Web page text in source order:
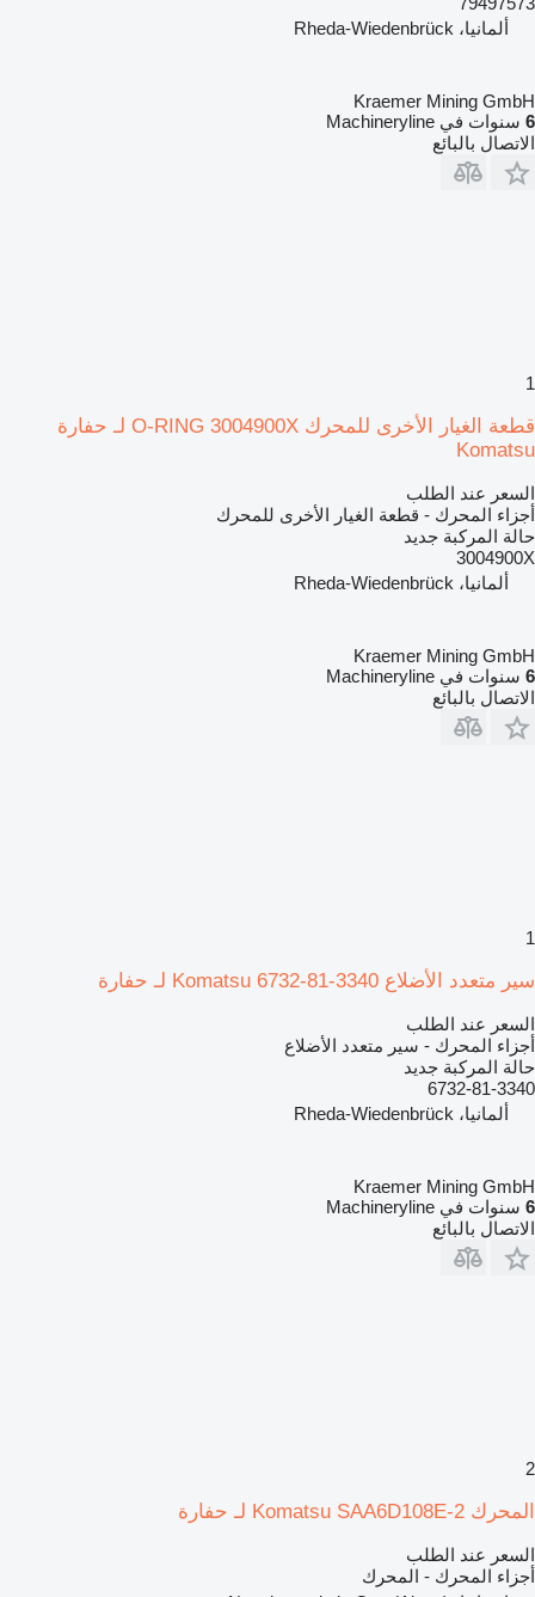
ألمانيا، Rheda-Wiedenbrück
Kraemer Mining GmbH
6 سنوات في Machineryline
الاتصال بالبائع
1
قطعة الغيار الأخرى للمحرك O-RING 3004900X لـ حفارة
Komatsu
السعر عند الطلب
أجزاء المحرك - قطعة الغيار الأخرى للمحرك
حالة المركبة جديد
3004900X
ألمانيا، Rheda-Wiedenbrück
Kraemer Mining GmbH
6 سنوات في Machineryline
الاتصال بالبائع
1
سير متعدد الأضلاع Komatsu 6732-81-3340 لـ حفارة
السعر عند الطلب
أجزاء المحرك - سير متعدد الأضلاع
حالة المركبة جديد
6732-81-3340
ألمانيا، Rheda-Wiedenbrück
Kraemer Mining GmbH
6 سنوات في Machineryline
الاتصال بالبائع
2
المحرك Komatsu SAA6D108E-2 لـ حفارة
السعر عند الطلب
أجزاء المحرك - المحرك